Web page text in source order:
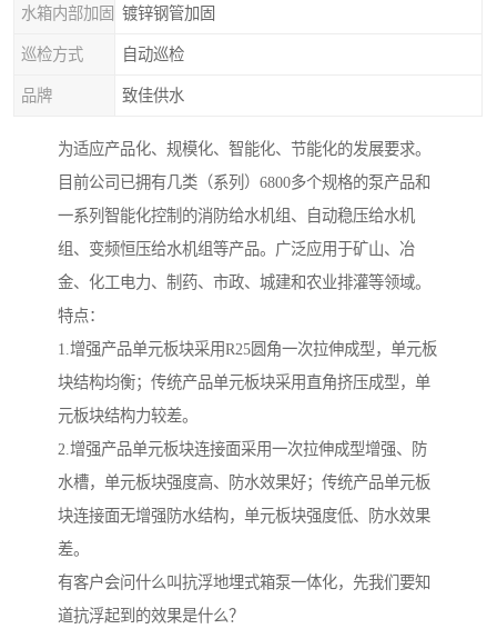
水箱内部加固 镀锌钢管加固
巡检方式 自动巡检
品牌 致佳供水
为适应产品化、规模化、智能化、节能化的发展要求。
目前公司已拥有几类（系列）6800多个规格的泵产品和
一系列智能化控制的消防给水机组、自动稳压给水机
组、变频恒压给水机组等产品。广泛应用于矿山、冶
金、化工电力、制药、市政、城建和农业排灌等领域。
特点：
1.增强产品单元板块采用R25圆角一次拉伸成型，单元板
块结构均衡；传统产品单元板块采用直角挤压成型，单
元板块结构力较差。
2.增强产品单元板块连接面采用一次拉伸成型增强、防
水槽，单元板块强度高、防水效果好；传统产品单元板
块连接面无增强防水结构，单元板块强度低、防水效果
差。
有客户会问什么叫抗浮地埋式箱泵一体化，先我们要知
道抗浮起到的效果是什么？